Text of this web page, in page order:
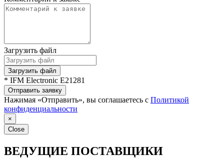
Загрузить файл
Загрузить файл
* IFM Electronic E21281
Отправить заявку
Нажимая «Отправить», вы соглашаетесь с Политикой
конфиденциальности
×
Close
ВЕДУЩИЕ ПОСТАВЩИКИ